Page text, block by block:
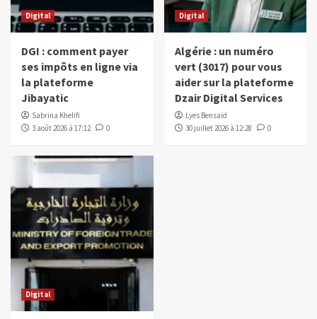
Digital
DGI : comment payer
ses impôts en ligne via
la plateforme
Jibayatic
Sabrina Khelifi
3 août 2026 à 17:12
0
Digital
Algérie : un numéro
vert (3017) pour vous
aider sur la plateforme
Dzair Digital Services
Lyes Bensaïd
30 juillet 2026 à 12:28
0
Digital